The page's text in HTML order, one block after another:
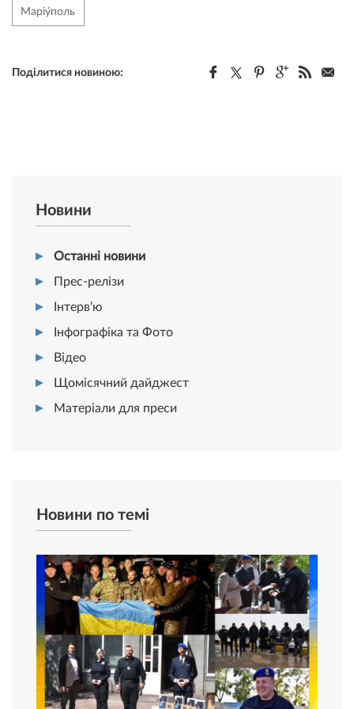
Маріу́поль
Поділитися новиною:
Новини
Останні новини
Прес-релізи
Інтерв’ю
Інфографіка та Фото
Відео
Щомісячний дайджест
Матеріали для преси
Новини по темі